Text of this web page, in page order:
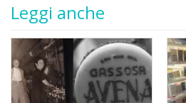
Leggi anche